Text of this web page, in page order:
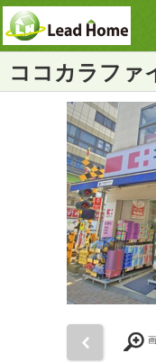
ココカラファ